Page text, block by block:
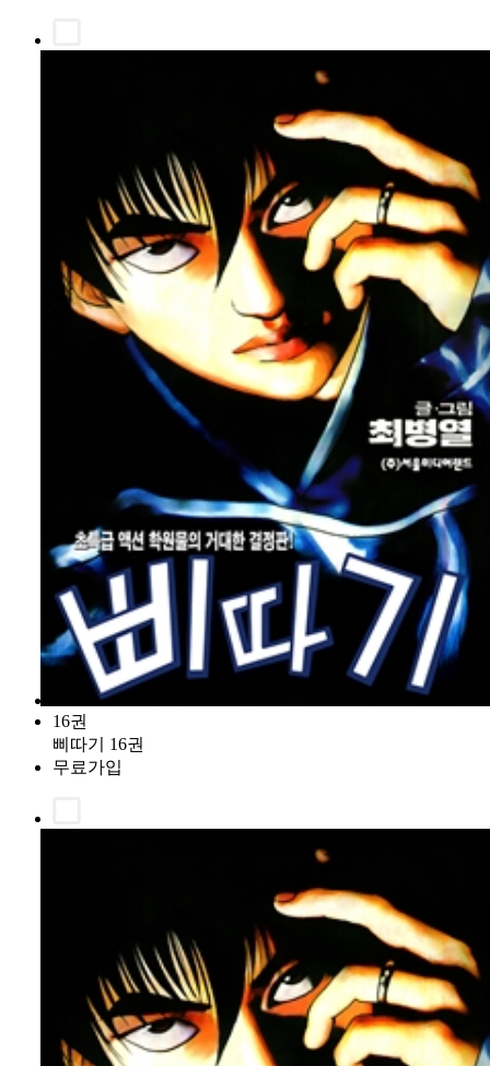
16권
삐따기 16권
무료가입